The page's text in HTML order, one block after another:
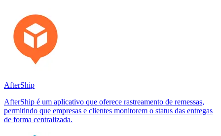
AfterShip
AfterShip é um aplicativo que oferece rastreamento de remessas,
permitindo que empresas e clientes monitorem o status das entregas
de forma centralizada.